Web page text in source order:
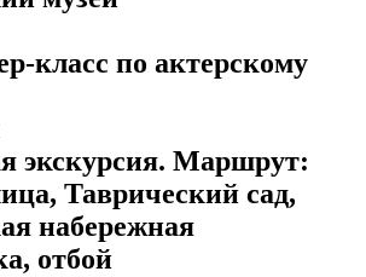
класс по актерскому
экскурсия. Маршрут:
Таврический сад,
набережная
отбой